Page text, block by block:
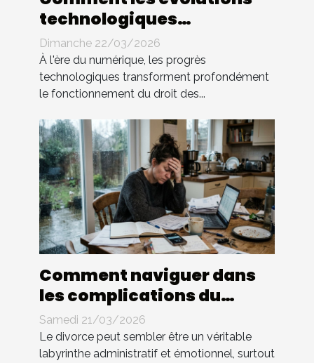
technologiques
impactent-elles le droit
des contrats ?
Dimanche 22/03/2026
À l'ère du numérique, les progrès
technologiques transforment profondément
le fonctionnement du droit des...
Comment naviguer dans
les complications du
divorce sans avocat ?
Samedi 21/03/2026
Le divorce peut sembler être un véritable
labyrinthe administratif et émotionnel, surtout